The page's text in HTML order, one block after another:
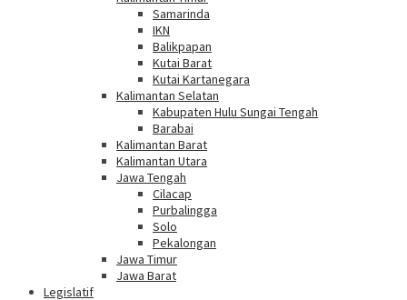
Samarinda
IKN
Balikpapan
Kutai Barat
Kutai Kartanegara
Kalimantan Selatan
Kabupaten Hulu Sungai Tengah
Barabai
Kalimantan Barat
Kalimantan Utara
Jawa Tengah
Cilacap
Purbalingga
Solo
Pekalongan
Jawa Timur
Jawa Barat
Legislatif